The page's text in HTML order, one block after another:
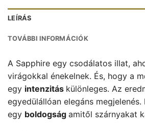
LEÍRÁS
TOVÁBBI INFORMÁCIÓK
A Sapphire egy csodálatos illat,
virágokkal énekelnek. És, hogy a
egy intenzitás különleges. Az
egyedülállóan elegáns
egy boldogság amitől szárnyakat